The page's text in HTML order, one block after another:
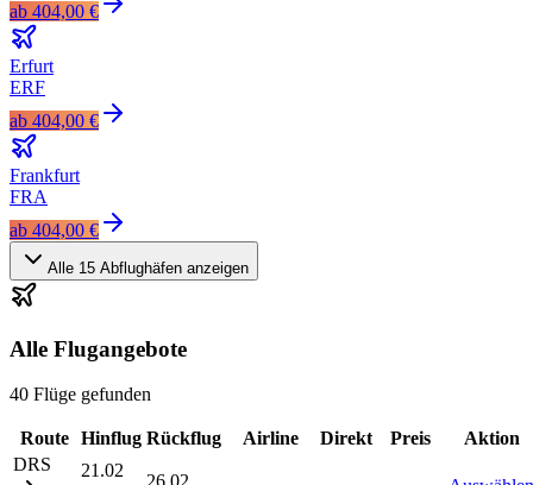
ab 404,00 €
Erfurt
ERF
ab 404,00 €
Frankfurt
FRA
ab 404,00 €
Alle 15 Abflughäfen anzeigen
Alle Flugangebote
40 Flüge gefunden
Route Hinflug Rückflug Airline Direkt Preis
Aktion
DRS
21.02